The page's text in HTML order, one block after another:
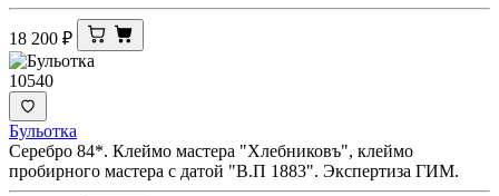
18 200 ₽
10540
Бульотка
Серебро 84*. Клеймо мастера "Хлебниковъ", клеймо
пробирного мастера с датой "В.П 1883". Экспертиза ГИМ.